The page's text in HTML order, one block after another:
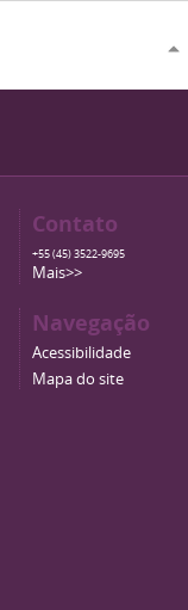
Contato
+55 (45) 3522-9695
Mais>>
Navegação
Acessibilidade
Mapa do site